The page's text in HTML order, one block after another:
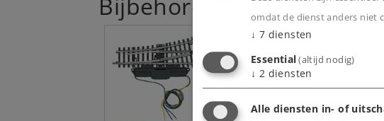
omdat de dienst anders niet
↓ 7 diensten
Essential(altijd nodig)
↓ 2 diensten
Alle diensten in- of